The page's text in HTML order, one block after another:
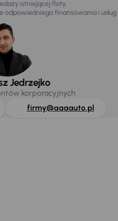
istniejącej floty.
finansowania i usług
Jedrzejko
korporacyjnych
firmy@aaaauto.pl